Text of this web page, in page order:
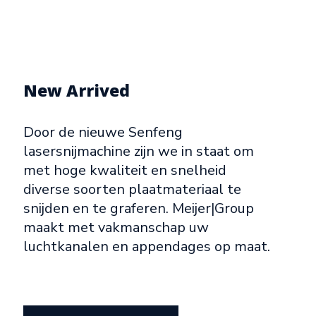
New Arrived
Door de nieuwe Senfeng
lasersnijmachine zijn we in staat om
met hoge kwaliteit en snelheid
diverse soorten plaatmateriaal te
snijden en te graferen. Meijer|Group
maakt met vakmanschap uw
luchtkanalen en appendages op maat.